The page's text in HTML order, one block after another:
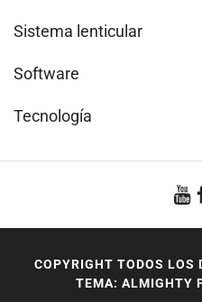
Sistema lenticular
Software
Tecnología
COPYRIGHT TODOS LOS
TEMA: ALMIGHTY